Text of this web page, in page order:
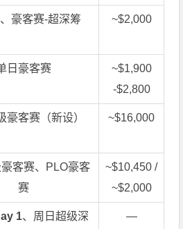
豪客赛-超深筹 ~$2,000
日豪客赛
~$1,900
-$2,800
豪客赛（新设） ~$16,000
客赛、PLO豪客
赛
~$10,450 /
~$2,000
1、周日超级深
—